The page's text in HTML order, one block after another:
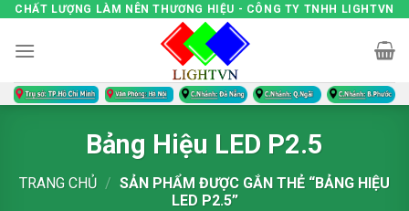
Skip
content
CHẤT LƯỢNG LÀM NÊN THƯƠNG HIỆU - CÔNG TY TNHH LIGHTVN
Bảng Hiệu LED P2.5
TRANG CHỦ / SẢN PHẨM ĐƯỢC GẮN THẺ “BẢNG HIỆU
LED P2.5”